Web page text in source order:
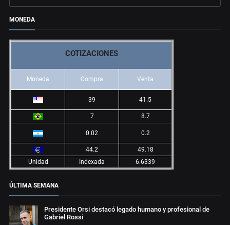
MONEDA
COTIZACIONES
Moneda Compra Venta
39 41.5
7 8.7
0.02 0.2
44.2
49.18
Unidad
Indexada 6.6339
ÚLTIMA SEMANA
Presidente Orsi destacó legado humano y profesional de
Gabriel Rossi